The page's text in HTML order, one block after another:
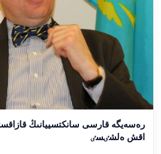
رەسەيگە قارسى سانكتسييانىڭ
اقش ەلشٸسٸ